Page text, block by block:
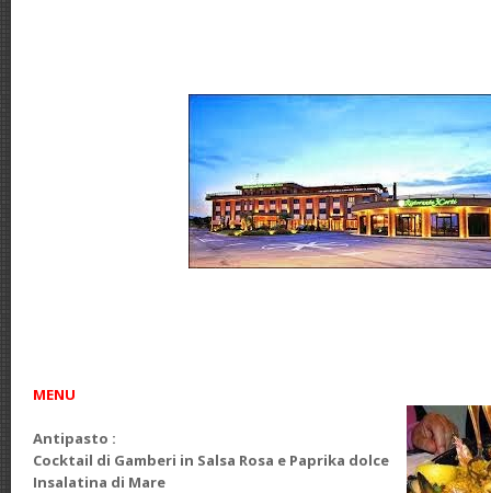
MENU
Antipasto :
Cocktail di Gamberi in Salsa Rosa e Paprika dolce
Insalatina di Mare